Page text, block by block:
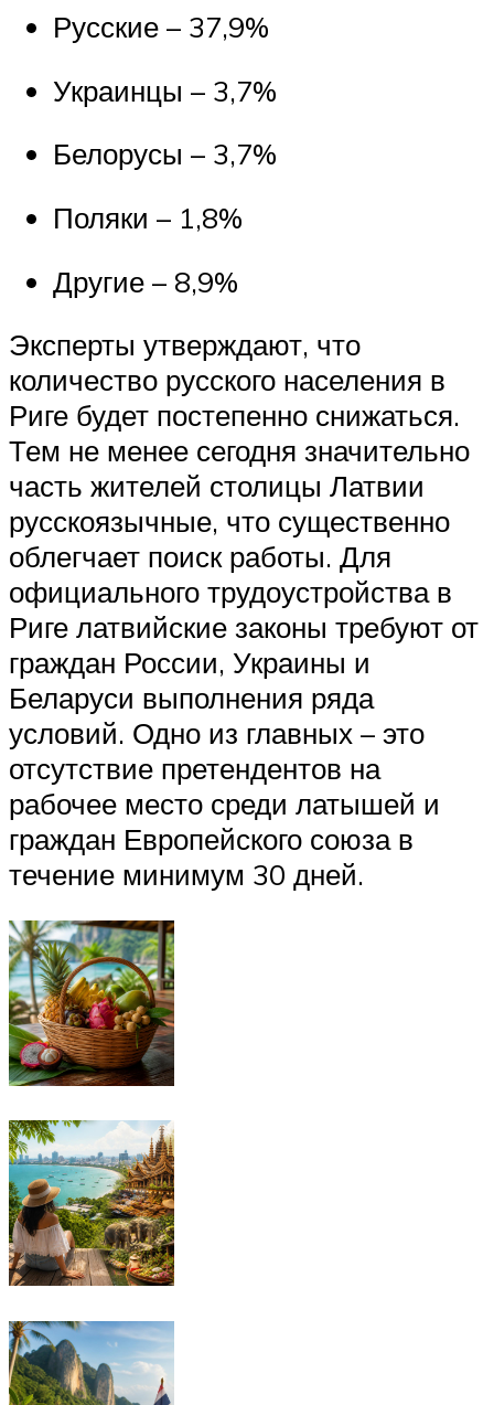
Русские – 37,9%
Украинцы – 3,7%
Белорусы – 3,7%
Поляки – 1,8%
Другие – 8,9%
Эксперты утверждают, что
количество русского населения в
Риге будет постепенно снижаться.
Тем не менее сегодня значительно
часть жителей столицы Латвии
русскоязычные, что существенно
облегчает поиск работы. Для
официального трудоустройства в
Риге латвийские законы требуют от
граждан России, Украины и
Беларуси выполнения ряда
условий. Одно из главных – это
отсутствие претендентов на
рабочее место среди латышей и
граждан Европейского союза в
течение минимум 30 дней.